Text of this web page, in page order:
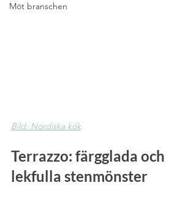
Möt branschen
Bild: Nordiska kök
Terrazzo: färgglada och
lekfulla stenmönster